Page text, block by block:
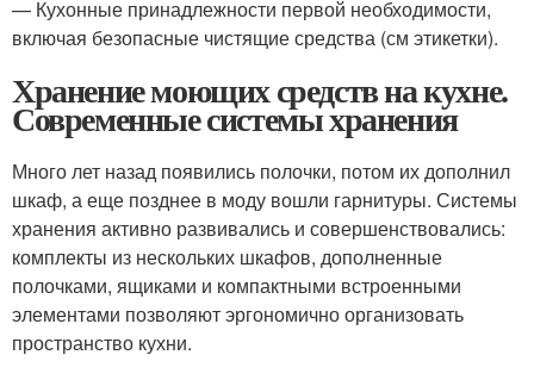
— Кухонные принадлежности первой необходимости,
включая безопасные чистящие средства (см этикетки).
Хранение моющих средств на кухне.
Современные системы хранения
Много лет назад появились полочки, потом их дополнил
шкаф, а еще позднее в моду вошли гарнитуры. Системы
хранения активно развивались и совершенствовались:
комплекты из нескольких шкафов, дополненные
полочками, ящиками и компактными встроенными
элементами позволяют эргономично организовать
пространство кухни.